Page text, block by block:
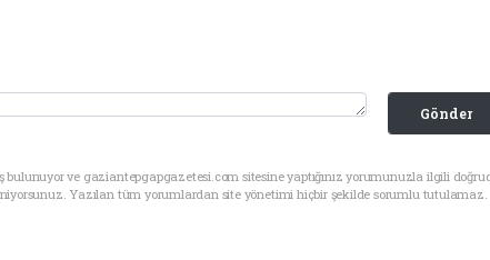
Gönder
bulunuyor ve gaziantepgapgazetesi.com sitesine yaptığınız yorumunuzla ilgili
Yazılan tüm yorumlardan site yönetimi hiçbir şekilde sorumlu tutulamaz.